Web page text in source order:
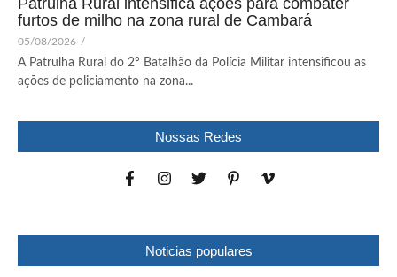
Patrulha Rural intensifica ações para combater
furtos de milho na zona rural de Cambará
05/08/2026 /
A Patrulha Rural do 2º Batalhão da Polícia Militar intensificou as
ações de policiamento na zona...
Nossas Redes
Noticias populares